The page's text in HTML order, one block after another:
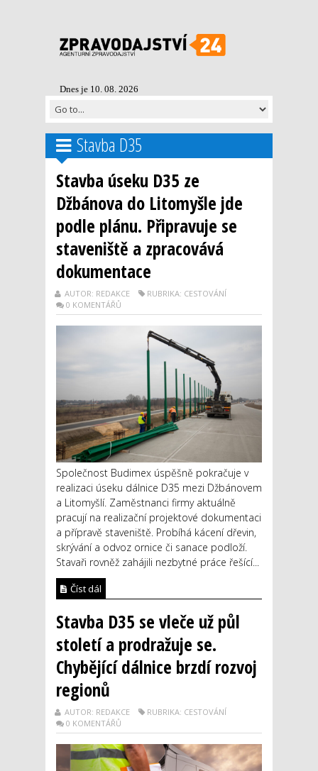
Dnes je 10. 08. 2026
Stavba D35
Stavba úseku D35 ze
Džbánova do Litomyšle jde
podle plánu. Připravuje se
staveniště a zpracovává
dokumentace
AUTOR: REDAKCE
RUBRIKA: CESTOVÁNÍ
0 KOMENTÁŘŮ
Společnost Budimex úspěšně pokračuje v
realizaci úseku dálnice D35 mezi Džbánovem
a Litomyšlí. Zaměstnanci firmy aktuálně
pracují na realizační projektové dokumentaci
a přípravě staveniště. Probíhá kácení dřevin,
skrývání a odvoz ornice či sanace podloží.
Stavaři rovněž zahájili nezbytné práce řešící...
Číst dál
Stavba D35 se vleče už půl
století a prodražuje se.
Chybějící dálnice brzdí rozvoj
regionů
AUTOR: REDAKCE
RUBRIKA: CESTOVÁNÍ
0 KOMENTÁŘŮ